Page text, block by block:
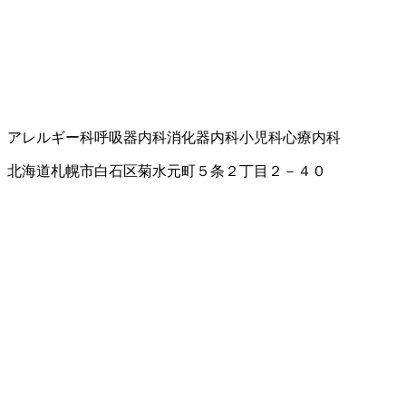
アレルギー科呼吸器内科消化器内科小児科心療内科
北海道札幌市白石区菊水元町５条２丁目２－４０